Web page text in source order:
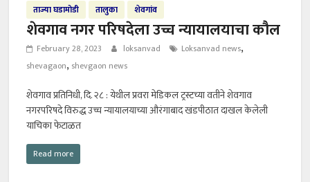
ताज्या घडामोडी तालुका शेवगांव
शेवगाव नगर परिषदेला उच्च न्यायालयाचा कौल
February 28, 2023 loksanvad Loksanvad news,
shevagaon, shevgaon news
शेवगाव प्रतिनिधी, दि. २८ : येथील प्रवरा मेडिकल ट्रस्टच्या वतीने शेवगाव
नगरपरिषदे विरुद्ध उच्च न्यायालयाच्या औरंगाबाद खंडपीठात दाखल केलेली
याचिका फेटाळत
Read more